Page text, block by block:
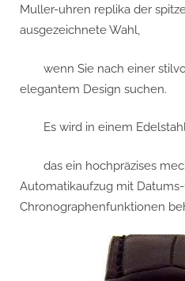
Muller-uhren replika der
ausgezeichnete Wahl,
wenn Sie nach einer
elegantem Design suchen.
Es wird in einem
das ein hochpräzises
Automatikaufzug mit
Chronographenfunktionen